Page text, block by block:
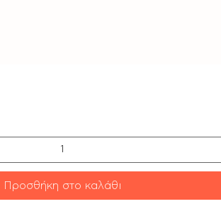
Προσθήκη στο καλάθι